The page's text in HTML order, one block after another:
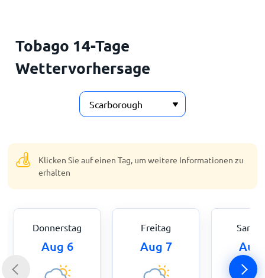
Tobago 14-Tage
Wettervorhersage
Klicken Sie auf einen Tag, um weitere Informationen zu
erhalten
Donnerstag
Aug 6
Freitag
Aug 7 Aug